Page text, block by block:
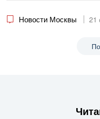
Новости Москвы 21